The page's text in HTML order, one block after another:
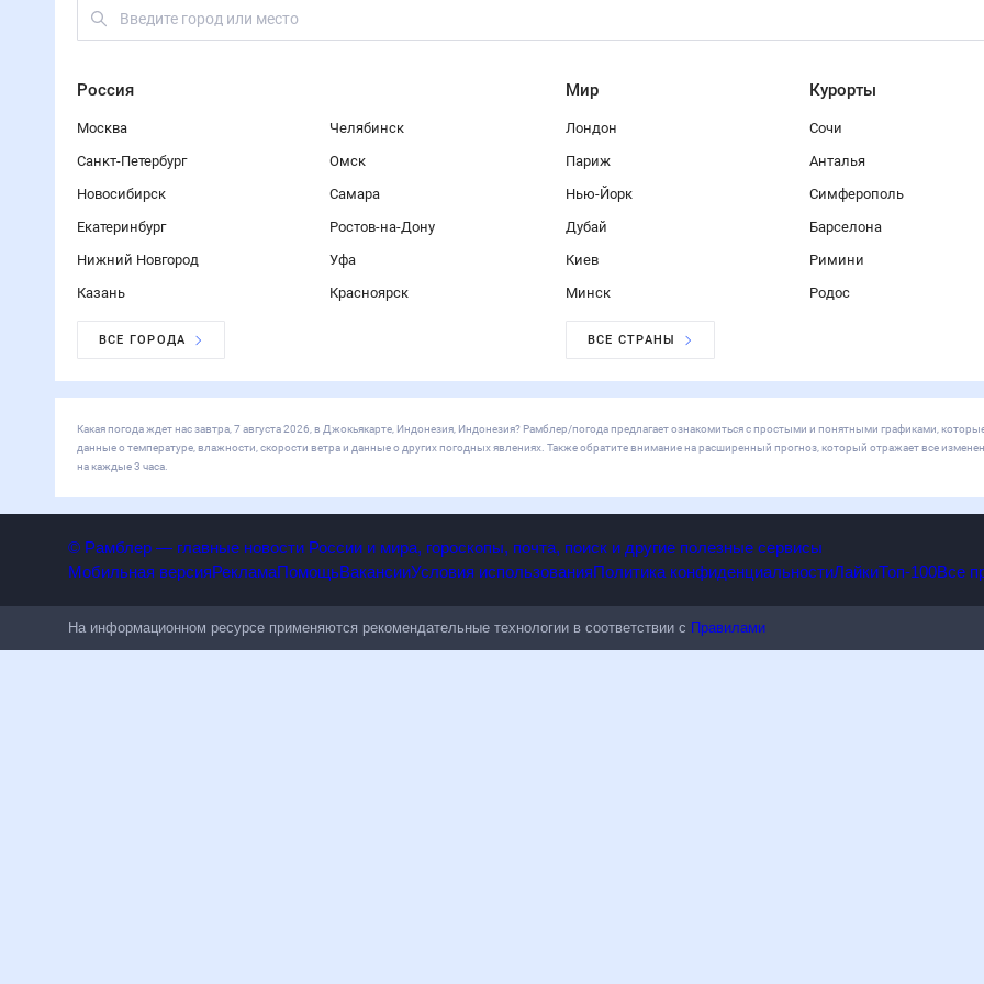
Россия
Москва
Санкт-Петербург
Новосибирск
Екатеринбург
Нижний Новгород
Казань
Челябинск
Омск
Самара
Ростов-на-Дону
Уфа
Красноярск
ВСЕ ГОРОДА
Мир
Лондон
Париж
Нью-Йорк
Дубай
Киев
Минск
Курорты
Сочи
Анталья
Симферополь
Барселона
Римини
Родос
ВСЕ СТРАНЫ
Какая погода ждет нас завтра, 7 августа 2026, в Джокьякарте, Индонезия, Индонезия? Рамблер/погода предлагает ознакомиться с простыми и понятными графиками,
данные о температуре, влажности, скорости ветра и данные о других погодных явлениях. Также обратите внимание на расширенный прогноз, который отражает все
на каждые 3 часа.
© Рамблер — главные новости России и мира, гороскопы, почта, поиск и другие полезные сервисы
Мобильная версияРекламаПомощьВакансииУсловия использованияПолитика конфиденциальностиЛайкиТоп-100
На информационном ресурсе применяются рекомендательные технологии в соответствии сПравилами